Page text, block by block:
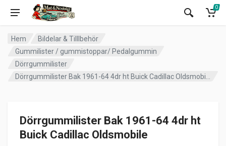
0
Hem
Bildelar & Tilllbehör
Gummilister / gummistoppar/ Pedalgummin
Dörrgummilister
Dörrgummilister Bak 1961-64 4dr ht
Buick Cadillac Oldsmobile